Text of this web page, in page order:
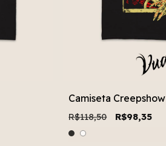
Camiseta Creepshow
R$118,50 R$98,35